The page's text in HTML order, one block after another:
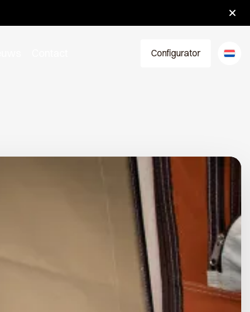
Configurator